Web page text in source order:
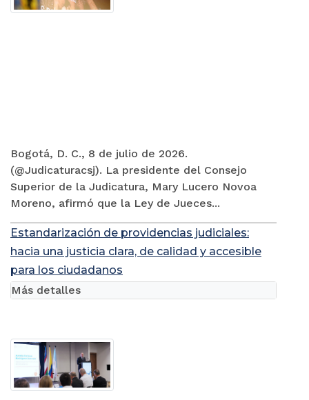
Bogotá, D. C., 8 de julio de 2026.
(@Judicaturacsj). La presidente del Consejo
Superior de la Judicatura, Mary Lucero Novoa
Moreno, afirmó que la Ley de Jueces...
Estandarización de providencias judiciales:
hacia una justicia clara, de calidad y accesible
para los ciudadanos
Más detalles